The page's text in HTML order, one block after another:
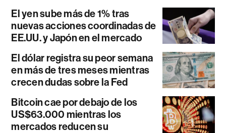
El yen sube más de 1% tras
nuevas acciones coordinadas de
EE.UU. y Japón en el mercado
El dólar registra su peor semana
en más de tres meses mientras
crecen dudas sobre la Fed
Bitcoin cae por debajo de los
US$63.000 mientras los
mercados reducen su